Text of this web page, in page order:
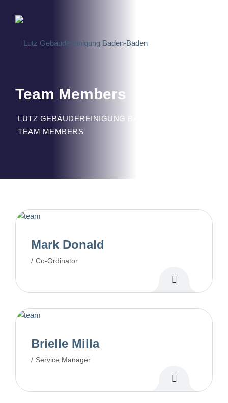
Team Members
LUTZ GEBÄUDEREINIGUNG BADEN-BADEN
TEAM MEMBERS
Mark Donald
Co-Ordinator
Brielle Milla
Service Manager